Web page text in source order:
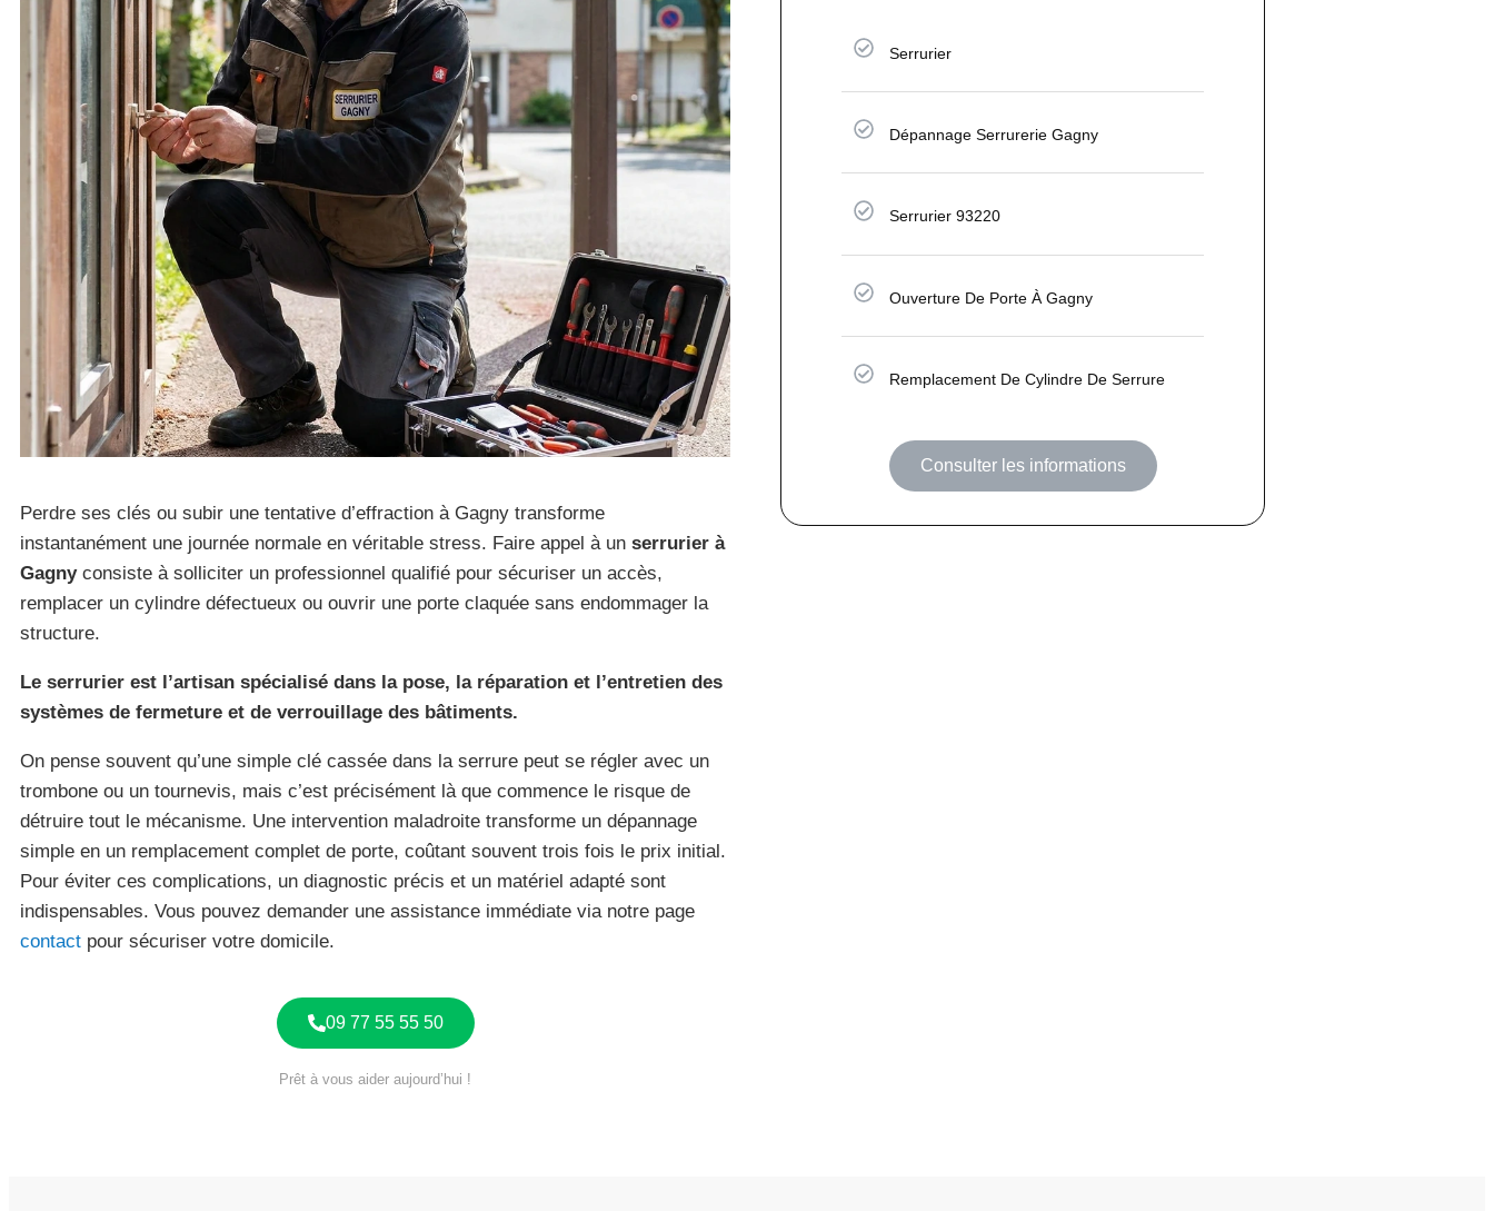
Perdre ses clés ou subir une tentative d’effraction à Gagny transforme
instantanément une journée normale en véritable stress. Faire appel à un serrurier à
Gagnyconsiste à solliciter un professionnel qualifié pour sécuriser un accès,
remplacer un cylindre défectueux ou ouvrir une porte claquée sans endommager la
structure.
Le serrurier est l’artisan spécialisé dans la pose, la réparation et l’entretien des
systèmes de fermeture et de verrouillage des bâtiments.
On pense souvent qu’une simple clé cassée dans la serrure peut se régler avec un
trombone ou un tournevis, mais c’est précisément là que commence le risque de
détruire tout le mécanisme. Une intervention maladroite transforme un dépannage
simple en un remplacement complet de porte, coûtant souvent trois fois le prix initial.
Pour éviter ces complications, un diagnostic précis et un matériel adapté sont
indispensables. Vous pouvez demander une assistance immédiate via notre page
contact pour sécuriser votre domicile.
09 77 55 55 50
Prêt à vous aider aujourd’hui !
Serrurier
Dépannage Serrurerie Gagny
Serrurier 93220
Ouverture De Porte À Gagny
Remplacement De Cylindre De Serrure
Consulter les informations